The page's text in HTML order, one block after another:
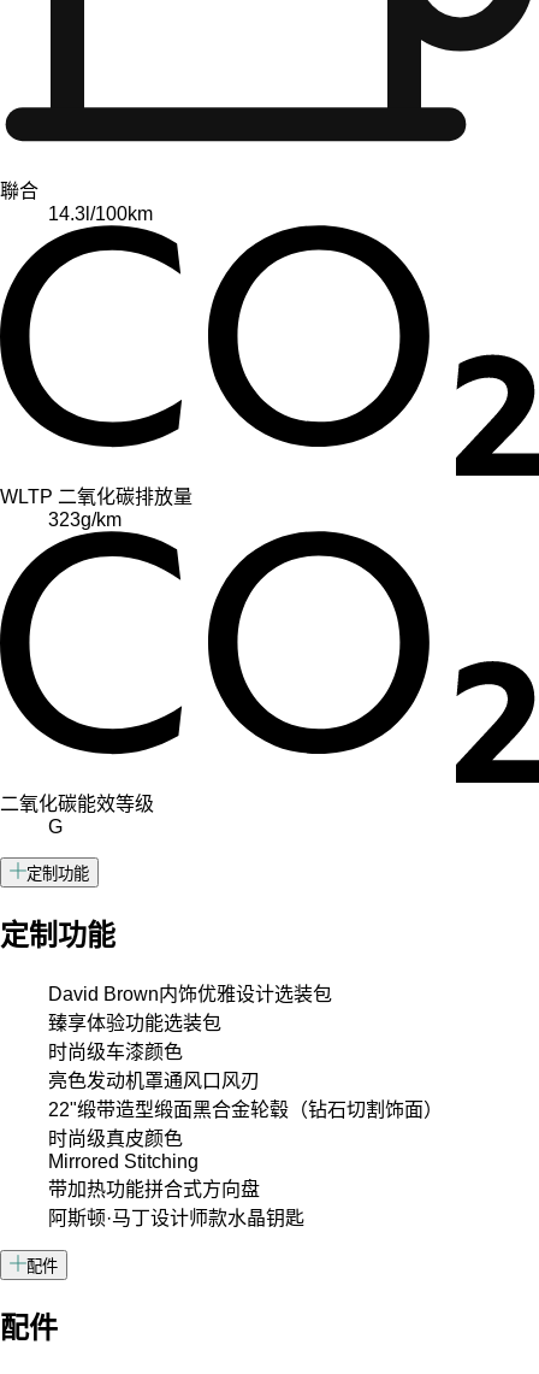
聯合
14.3 l/100km
WLTP 二氧化碳排放量
323g/km
二氧化碳能效等级
G
定制功能
定制功能
David Brown内饰优雅设计选装包
臻享体验功能选装包
时尚级车漆颜色
亮色发动机罩通风口风刃
22"缎带造型缎面黑合金轮毂（钻石切割饰面）
时尚级真皮颜色
Mirrored Stitching
带加热功能拼合式方向盘
阿斯顿·马丁设计师款水晶钥匙
配件
配件